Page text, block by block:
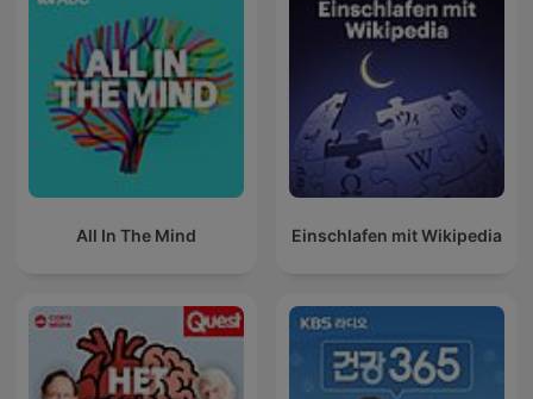
All In The Mind Einschlafen mit Wikipedia